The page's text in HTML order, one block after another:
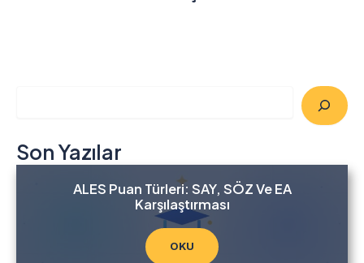
Son Yazılar
ALES Puan Türleri: SAY, SÖZ Ve EA
Karşılaştırması
OKU